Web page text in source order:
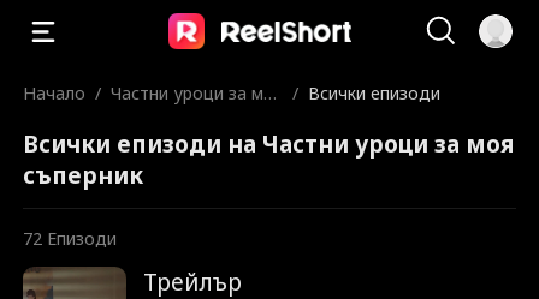
Начало / Частни уроци за мо
/ Всички епизоди
Всички епизоди на Частни уроци за моя
съперник
72 Епизоди
Трейлър